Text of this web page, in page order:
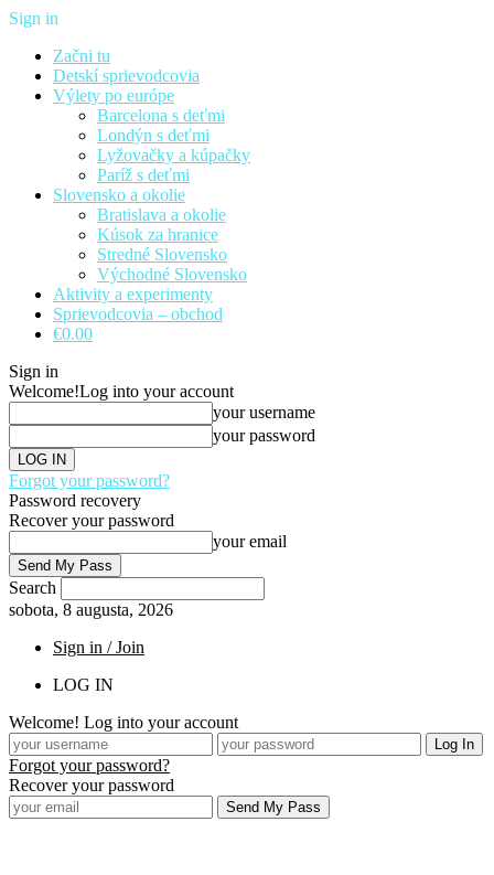
Sign in
Začni tu
Detskí sprievodcovia
Výlety po európe
Barcelona s deťmi
Londýn s deťmi
Lyžovačky a kúpačky
Paríž s deťmi
Slovensko a okolie
Bratislava a okolie
Kúsok za hranice
Stredné Slovensko
Východné Slovensko
Aktivity a experimenty
Sprievodcovia – obchod
€0.00
Sign in
Welcome!Log into your account
your username
your password
Forgot your password?
Password recovery
Recover your password
your email
Search
sobota, 8 augusta, 2026
Sign in / Join
LOG IN
Welcome! Log into your account
Forgot your password?
Recover your password